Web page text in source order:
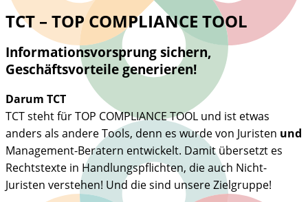
TCT – TOP COMPLIANCE TOOL
Informationsvorsprung sichern,
Geschäftsvorteile generieren!
Darum TCT
TCT steht für TOP COMPLIANCE TOOL und ist etwas
anders als andere Tools, denn es wurde von Juristen und
Management-Beratern entwickelt. Damit übersetzt es
Rechtstexte in Handlungspflichten, die auch Nicht-
Juristen verstehen! Und die sind unsere Zielgruppe!